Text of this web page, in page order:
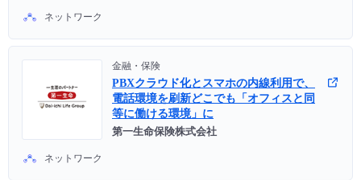
ネットワーク
金融・保険
PBXクラウド化とスマホの内線利用で、
電話環境を刷新どこでも「オフィスと同
等に働ける環境」に
第一生命保険株式会社
ネットワーク